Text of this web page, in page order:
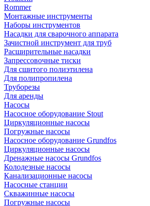
Rommer
Монтажные инструменты
Наборы инструментов
Насадки для сварочного аппарата
Зачистной инструмент для труб
Расширительные насадки
Запрессовочные тиски
Для сшитого полиэтилена
Для полипропилена
Труборезы
Для аренды
Насосы
Насосное оборудование Stout
Циркуляционные насосы
Погружные насосы
Насосное оборудование Grundfos
Циркуляционные насосы
Дренажные насосы Grundfos
Колодезные насосы
Канализационные насосы
Насосные станции
Скважинные насосы
Погружные насосы